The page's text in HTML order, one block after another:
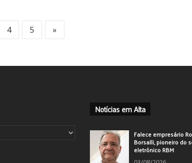
4 5 »
Notícias em Alta
Falece empresário
Borsalli, pioneiro do
eletrônico RBM